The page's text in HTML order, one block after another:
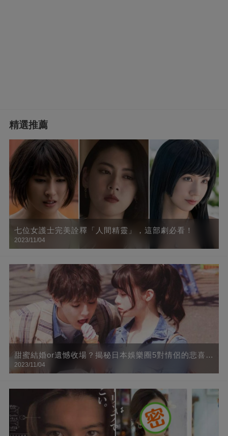
精選推薦
七位女護士完美詮釋「人間精靈」，這部劇必看！
2023/11/04
甜蜜結婚or遺憾收場？揭秘日本娛樂圈5對情侶的悲喜人
生
2023/11/04